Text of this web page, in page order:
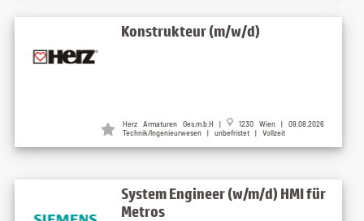
Konstrukteur (m/w/d)
Herz Armaturen Ges.m.b.H |
1230 Wien | 09.08.2026
Technik/Ingenieurwesen | unbefristet | Vollzeit
System Engineer (w/m/d) HMI für
Metros